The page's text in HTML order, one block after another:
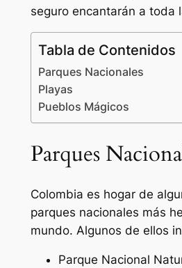
seguro encantarán a toda
Tabla de Contenidos
Parques Nacionales
Playas
Pueblos Mágicos
Parques
Colombia es hogar de
parques nacionales más
mundo. Algunos de ellos
Parque Nacional